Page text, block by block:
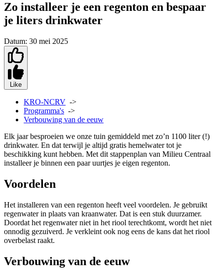
Zo installeer je een regenton en bespaar
je liters drinkwater
Datum: 30 mei 2025
Like
KRO-NCRV ->
Programma's ->
Verbouwing van de eeuw
Elk jaar besproeien we onze tuin gemiddeld met zo’n 1100 liter (!)
drinkwater. En dat terwijl je altijd gratis hemelwater tot je
beschikking kunt hebben. Met dit stappenplan van Milieu Centraal
installeer je binnen een paar uurtjes je eigen regenton.
Voordelen
Het installeren van een regenton heeft veel voordelen. Je gebruikt
regenwater in plaats van kraanwater. Dat is een stuk duurzamer.
Doordat het regenwater niet in het riool terechtkomt, wordt het niet
onnodig gezuiverd. Je verkleint ook nog eens de kans dat het riool
overbelast raakt.
Verbouwing van de eeuw